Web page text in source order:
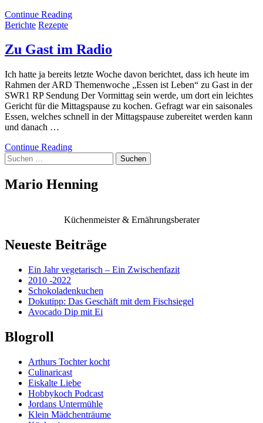
Continue Reading
Berichte Rezepte
Zu Gast im Radio
Ich hatte ja bereits letzte Woche davon berichtet, dass ich heute im
Rahmen der ARD Themenwoche „Essen ist Leben“ zu Gast in der
SWR1 RP Sendung Der Vormittag sein werde, um dort ein leichtes
Gericht für die Mittagspause zu kochen. Gefragt war ein saisonales
Essen, welches schnell in der Mittagspause zubereitet werden kann
und danach …
Continue Reading
Suchen
nach:
Mario Henning
Küchenmeister & Ernährungsberater
Neueste Beiträge
Ein Jahr vegetarisch – Ein Zwischenfazit
2010 -2022
Schokoladenkuchen
Dokutipp: Das Geschäft mit dem Fischsiegel
Avocado Dip mit Ei
Blogroll
Arthurs Tochter kocht
Culinaricast
Eiskalte Liebe
Hobbykoch Podcast
Jordans Untermühle
Klein Mädchenträume